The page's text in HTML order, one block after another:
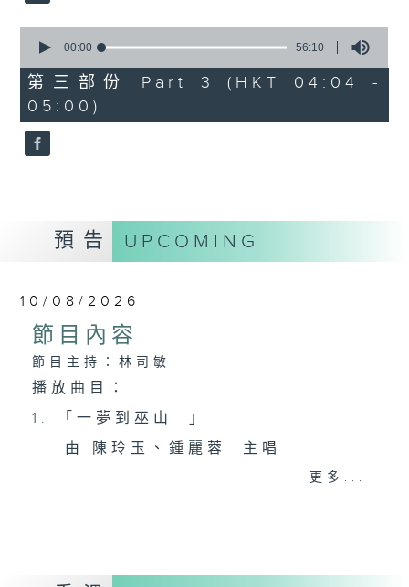
seconds
56
minutes,
10
seconds
00:00 56:10
第三部份 Part 3 (HKT 04:04 -
05:00)
預告 UPCOMING
10/08/2026
節目內容
節目主持：林司敏
播放曲目：
1. 「一夢到巫山 」
由 陳玲玉、鍾麗蓉 主唱
更多...